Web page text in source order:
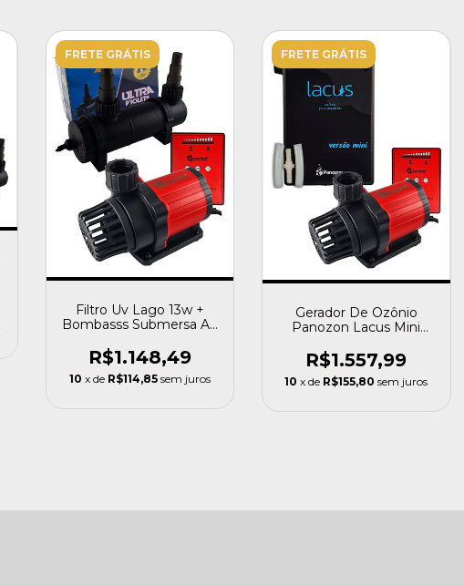
FRETE GRÁTIS
Filtro Uv Lago 13w +
Bombasss Submersa Ac
R$1.148,49
10 x de R$114,85 sem juros
FRETE GRÁTIS
Gerador De Ozônio
Panozon Lacus Mini
Ac3000
R$1.557,99
10 x de R$155,80 sem juros